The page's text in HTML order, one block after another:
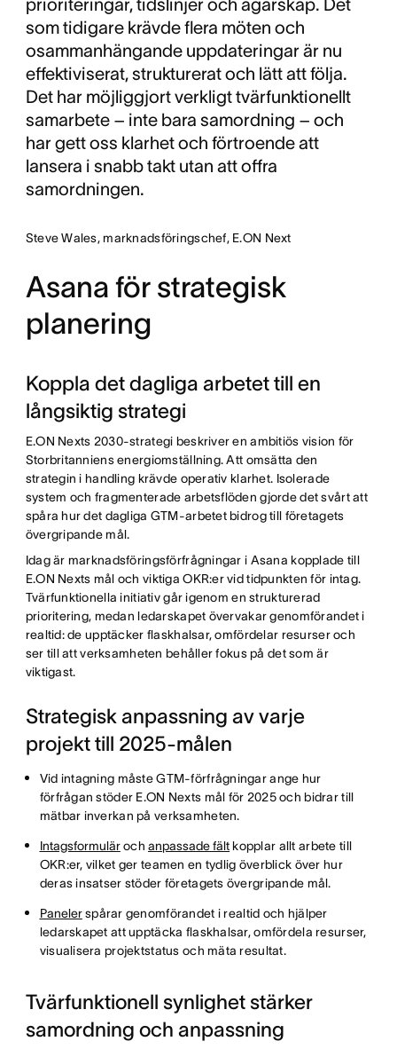
prioriteringar, tidslinjer och ägarskap. Det
som tidigare krävde flera möten och
osammanhängande uppdateringar är nu
effektiviserat, strukturerat och lätt att följa.
Det har möjliggjort verkligt tvärfunktionellt
samarbete – inte bara samordning – och
har gett oss klarhet och förtroende att
lansera i snabb takt utan att offra
samordningen.
Steve Wales, marknadsföringschef, E.ON Next
Asana för strategisk
planering
Koppla det dagliga arbetet till en
långsiktig strategi
E.ON Nexts 2030-strategi beskriver en ambitiös vision för
Storbritanniens energiomställning. Att omsätta den
strategin i handling krävde operativ klarhet. Isolerade
system och fragmenterade arbetsflöden gjorde det svårt att
spåra hur det dagliga GTM-arbetet bidrog till företagets
övergripande mål.
Idag är marknadsföringsförfrågningar i Asana kopplade till
E.ON Nexts mål och viktiga OKR:er vid tidpunkten för intag.
Tvärfunktionella initiativ går igenom en strukturerad
prioritering, medan ledarskapet övervakar genomförandet i
realtid: de upptäcker flaskhalsar, omfördelar resurser och
ser till att verksamheten behåller fokus på det som är
viktigast.
Strategisk anpassning av varje
projekt till 2025-målen
Vid intagning måste GTM-förfrågningar ange hur
förfrågan stöder E.ON Nexts mål för 2025 och bidrar till
mätbar inverkan på verksamheten.
Intagsformulärochanpassade fältkopplar allt arbete till
OKR:er, vilket ger teamen en tydlig överblick över hur
deras insatser stöder företagets övergripande mål.
Panelerspårar genomförandet i realtid och hjälper
ledarskapet att upptäcka flaskhalsar, omfördela resurser,
visualisera projektstatus och mäta resultat.
Tvärfunktionell synlighet stärker
samordning och anpassning